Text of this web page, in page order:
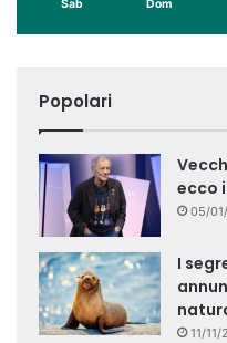
Sab Dom
Popolari
ecco
05/
I
11/